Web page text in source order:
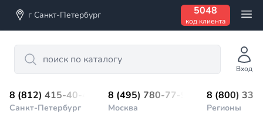
г Санкт-Петербург 5048
код клиента
Search
Вход
8 (812) 415-40-45
Санкт-Петербург
8 (495) 780-77-98
Москва
8 (800)
Регионы